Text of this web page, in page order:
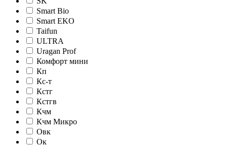
Smart Bio
Smart EKO
Taifun
ULTRA
Uragan Prof
Комфорт мини
Кп
Кс-т
Кстг
Кстгв
Кчм
Кчм Микро
Овк
Ок